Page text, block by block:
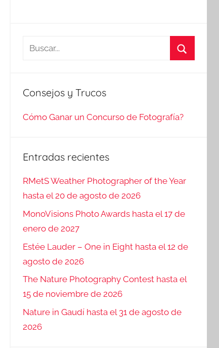
Buscar:
Consejos y Trucos
Cómo Ganar un Concurso de Fotografía?
Entradas recientes
RMetS Weather Photographer of the Year
hasta el 20 de agosto de 2026
MonoVisions Photo Awards hasta el 17 de
enero de 2027
Estée Lauder – One in Eight hasta el 12 de
agosto de 2026
The Nature Photography Contest hasta el
15 de noviembre de 2026
Nature in Gaudí hasta el 31 de agosto de
2026